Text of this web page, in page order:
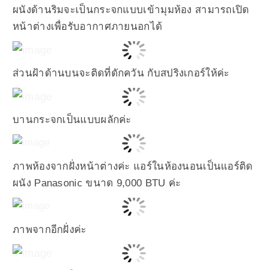
ผนังด้านริมจะเป็นกระจกแบบเข้ามุมห้อง สามารถเปิด
หน้าต่างเพื่อรับอากาศภายนอกได้
ส่วนฝ้าด้านบนจะติดที่ดักควัน กับสปริงเกอร์ให้ค่ะ
บานกระจกเป็นแบบผลักค่ะ
ภาพห้องจากฝั่งหน้าต่างค่ะ แอร์ในห้องนอนเป็นแอร์ติด
ผนัง Panasonic ขนาด 9,000 BTU ค่ะ
ภาพจากอีกฝั่งค่ะ